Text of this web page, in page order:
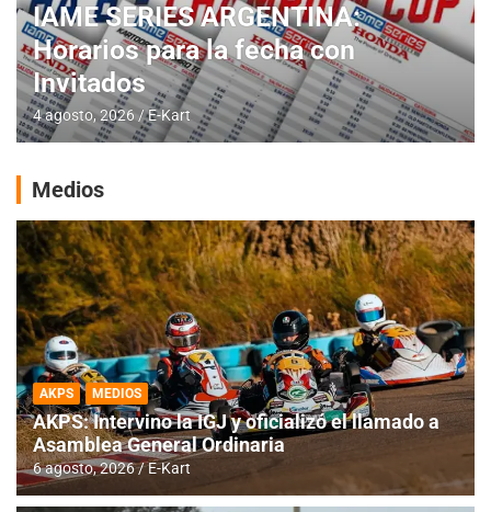
IAME SERIES ARGENTINA:
Horarios para la fecha con
Invitados
4 agosto, 2026 E-Kart
Medios
AKPS MEDIOS
AKPS: Intervino la IGJ y oficializó el llamado a
Asamblea General Ordinaria
6 agosto, 2026 E-Kart